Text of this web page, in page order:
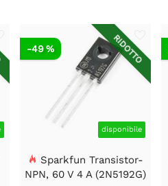
RIDOTTO
disponibile
-49 %
Sparkfun Transistor-
NPN, 60 V 4 A (2N5192G)